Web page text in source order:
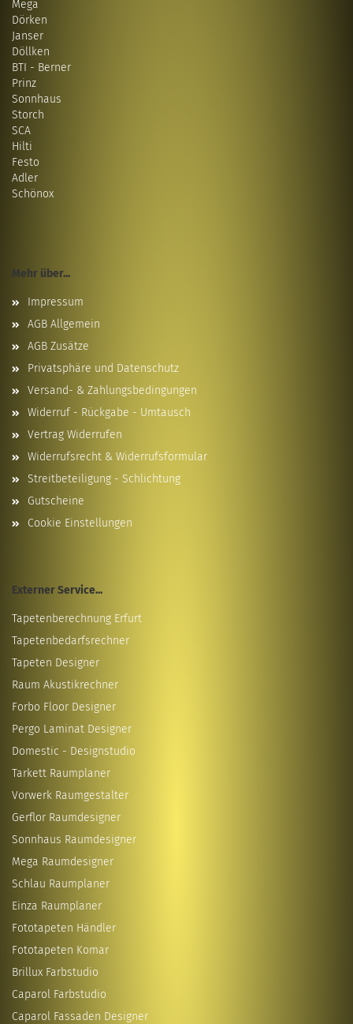
Mega
Dörken
Janser
Döllken
BTI - Berner
Prinz
Sonnhaus
Storch
SCA
Hilti
Festo
Adler
Schönox
Mehr über...
Impressum
AGB Allgemein
AGB Zusätze
Privatsphäre und Datenschutz
Versand- & Zahlungsbedingungen
Widerruf - Rückgabe - Umtausch
Vertrag Widerrufen
Widerrufsrecht & Widerrufsformular
Streitbeteiligung - Schlichtung
Gutscheine
Cookie Einstellungen
Externer Service...
Tapetenberechnung Erfurt
Tapetenbedarfsrechner
Tapeten Designer
Raum Akustikrechner
Forbo Floor Designer
Pergo Laminat Designer
Domestic - Designstudio
Tarkett Raumplaner
Vorwerk Raumgestalter
Gerflor Raumdesigner
Sonnhaus Raumdesigner
Mega Raumdesigner
Schlau Raumplaner
Einza Raumplaner
Fototapeten Händler
Fototapeten Komar
Brillux Farbstudio
Caparol Farbstudio
Caparol Fassaden Designer